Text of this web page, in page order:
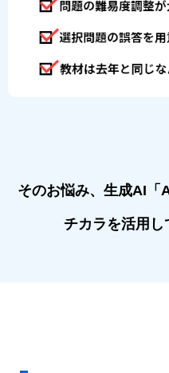
そのお悩み、⽣成AI
チカラを活⽤し